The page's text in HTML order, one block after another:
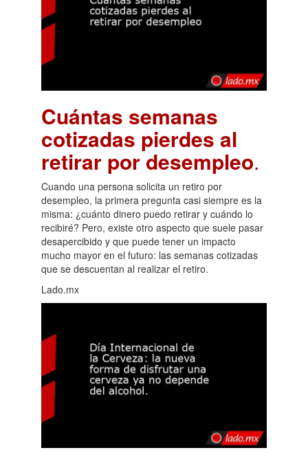
Cuántas semanas
cotizadas pierdes al
retirar por desempleo.
Cuando una persona solicita un retiro por
desempleo, la primera pregunta casi siempre es la
misma: ¿cuánto dinero puedo retirar y cuándo lo
recibiré? Pero, existe otro aspecto que suele pasar
desapercibido y que puede tener un impacto
mucho mayor en el futuro: las semanas cotizadas
que se descuentan al realizar el retiro.
Lado.mx